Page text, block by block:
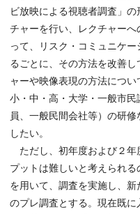
ビ放映による視聴者調査」
チャーを行い、レクチャー
って、リスク・コミュニケ
るごとに、その方法を改善
ャーや映像表現の方法につ
小・中・高・大学・一般市
員、一般民間会社等）の研
したい。
ただし、初年度および２年
プットは難しいと考えられ
を用いて、調査を実施し、
のプレ調査とする。現在既に